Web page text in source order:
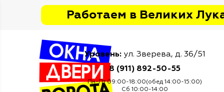
Работаем в Великих
Уровень:ул. Зверева, д. 36/51
8 (911) 892-50-55
Пн-Пт 09:00-18:00(обед 14:00-15:00)
Сб 10:00-14:00